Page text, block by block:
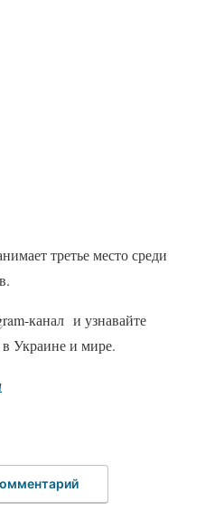
третье место среди
канал и узнавайте
Украине и мире.